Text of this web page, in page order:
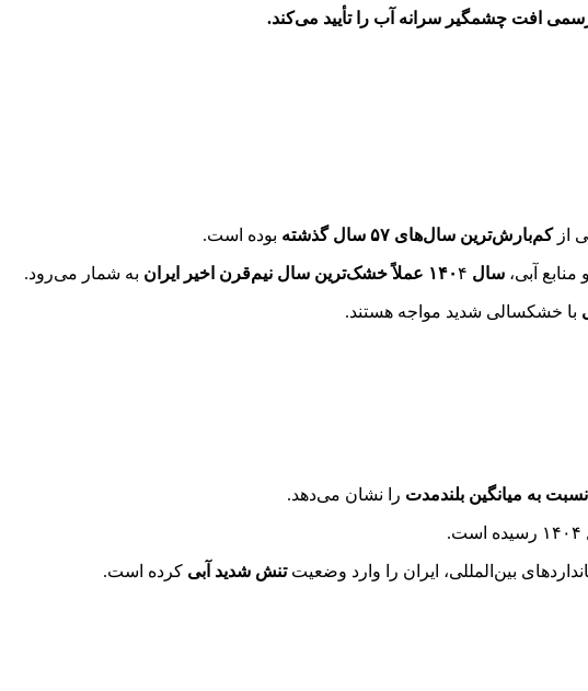
ازکم‌بارش‌ترین سال‌های ۵۷ سال گذشته بوده است.
آبی، سال ۱۴۰ ۴ عملاً خشک‌ترین سال نیم‌قرن اخیر ایران به شمار می‌رود.
با خشکسالی شدید مواجه هستند.
را نشان می‌دهد.
بین‌المللی، ایران را وارد وضعیتتنش شدید آبی کرده است.